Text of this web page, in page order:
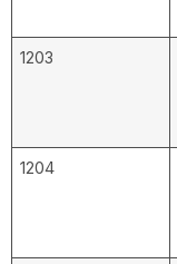
1203
1204